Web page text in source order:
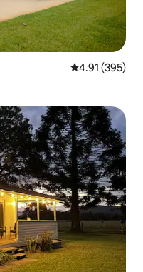
คะแนนเฉลี่ย
4.91 (395)